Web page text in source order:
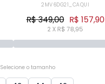
2MV6DG21_CAQUI
R$ 349,00 R$ 157,90
2 X R$ 78,95
Selecione o tamanho